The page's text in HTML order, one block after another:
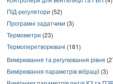
ПІД-регулятори (52)
Програмні задатчики (3)
Термометри (23)
Термоперетворювачі (181)
Вимірювання та регулювання рівня
Вимірювання параметрів вібрації(3)